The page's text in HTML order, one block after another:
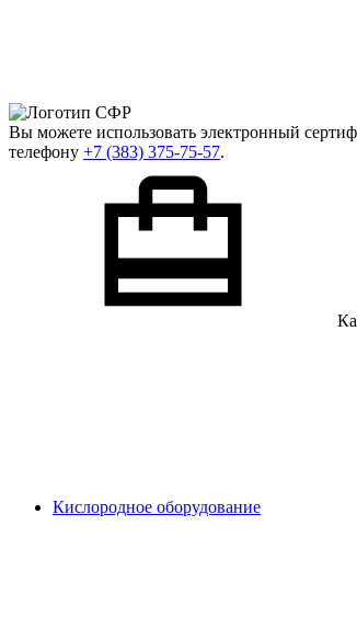
Вы можете использовать электронный
телефону +7 (383) 375-75-57.
Кислородное оборудование